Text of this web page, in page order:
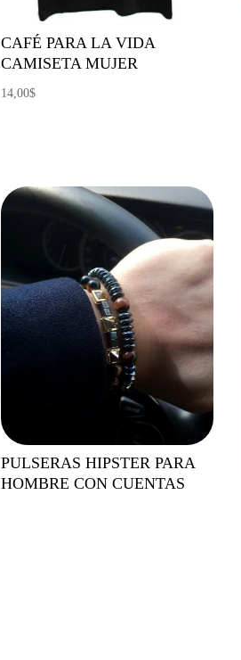
CAFÉ PARA LA VIDA
CAMISETA MUJER
14,00$
PULSERAS HIPSTER PARA
HOMBRE CON CUENTAS